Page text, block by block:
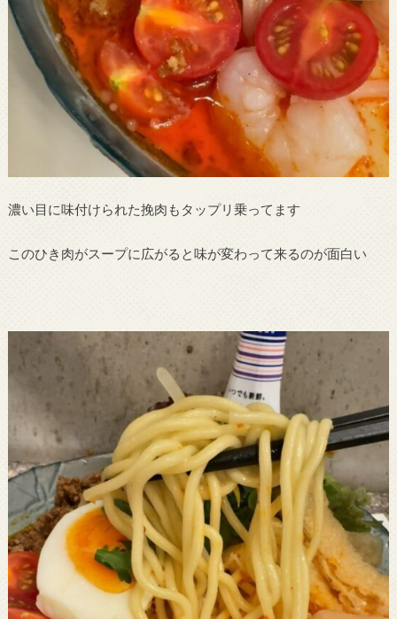
濃い目に味付けられた挽肉もタップリ乗ってます
このひき肉がスープに広がると味が変わって来るのが面白い